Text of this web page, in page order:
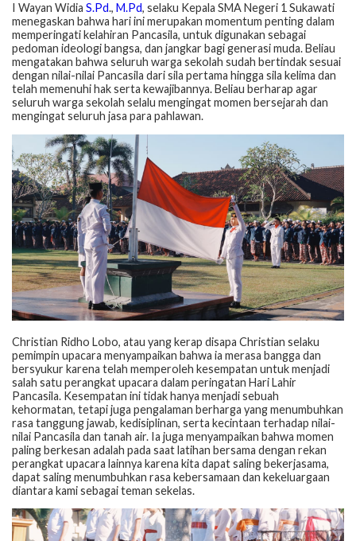
I Wayan Widia S.Pd., M.Pd, selaku Kepala SMA Negeri 1 Sukawati
menegaskan bahwa hari ini merupakan momentum penting dalam
memperingati kelahiran Pancasila, untuk digunakan sebagai
pedoman ideologi bangsa, dan jangkar bagi generasi muda. Beliau
mengatakan bahwa seluruh warga sekolah sudah bertindak sesuai
dengan nilai-nilai Pancasila dari sila pertama hingga sila kelima dan
telah memenuhi hak serta kewajibannya. Beliau berharap agar
seluruh warga sekolah selalu mengingat momen bersejarah dan
mengingat seluruh jasa para pahlawan.
Christian Ridho Lobo, atau yang kerap disapa Christian selaku
pemimpin upacara menyampaikan bahwa ia merasa bangga dan
bersyukur karena telah memperoleh kesempatan untuk menjadi
salah satu perangkat upacara dalam peringatan Hari Lahir
Pancasila. Kesempatan ini tidak hanya menjadi sebuah
kehormatan, tetapi juga pengalaman berharga yang menumbuhkan
rasa tanggung jawab, kedisiplinan, serta kecintaan terhadap nilai-
nilai Pancasila dan tanah air. Ia juga menyampaikan bahwa momen
paling berkesan adalah pada saat latihan bersama dengan rekan
perangkat upacara lainnya karena kita dapat saling bekerjasama,
dapat saling menumbuhkan rasa kebersamaan dan kekeluargaan
diantara kami sebagai teman sekelas.